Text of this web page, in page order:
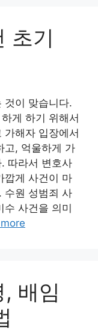
초기
것이 맞습니다.
게 하기 위해서
가해자 입장에서
고, 억울하게 가
따라서 변호사
깝게 사건이 마
수원 성범죄 사
수 사건을 의미
배임